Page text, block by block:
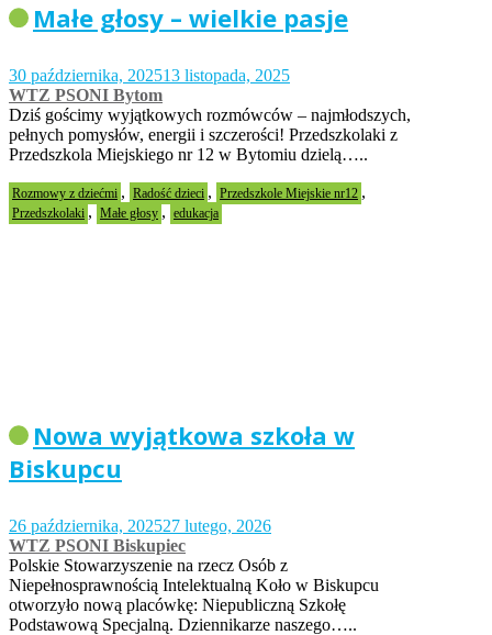
Małe głosy – wielkie pasje
30 października, 202513 listopada, 2025
WTZ PSONI Bytom
Dziś gościmy wyjątkowych rozmówców – najmłodszych,
pełnych pomysłów, energii i szczerości! Przedszkolaki z
Przedszkola Miejskiego nr 12 w Bytomiu dzielą…..
Rozmowy z dziećmi , Radość dzieci , Przedszkole Miejskie nr12 ,
Przedszkolaki , Małe głosy , edukacja
Nowa wyjątkowa szkoła w
Biskupcu
26 października, 202527 lutego, 2026
WTZ PSONI Biskupiec
Polskie Stowarzyszenie na rzecz Osób z
Niepełnosprawnością Intelektualną Koło w Biskupcu
otworzyło nową placówkę: Niepubliczną Szkołę
Podstawową Specjalną. Dziennikarze naszego…..